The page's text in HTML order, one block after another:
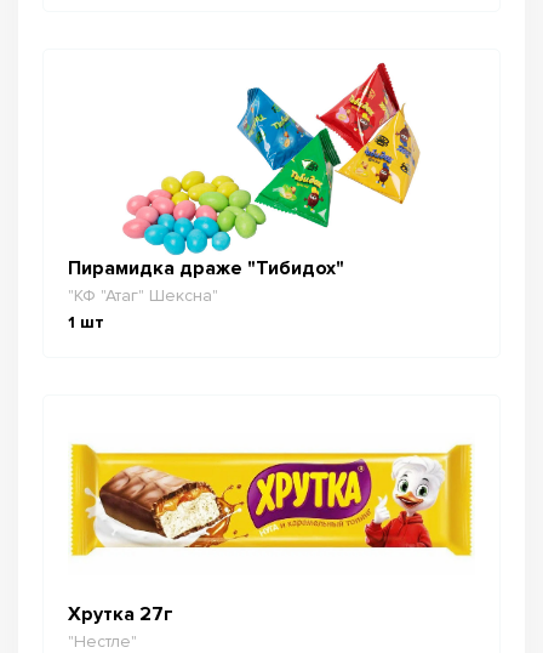
Пирамидка драже "Тибидох"
"КФ "Атаг" Шексна"
1 шт
Хрутка 27г
"Нестле"